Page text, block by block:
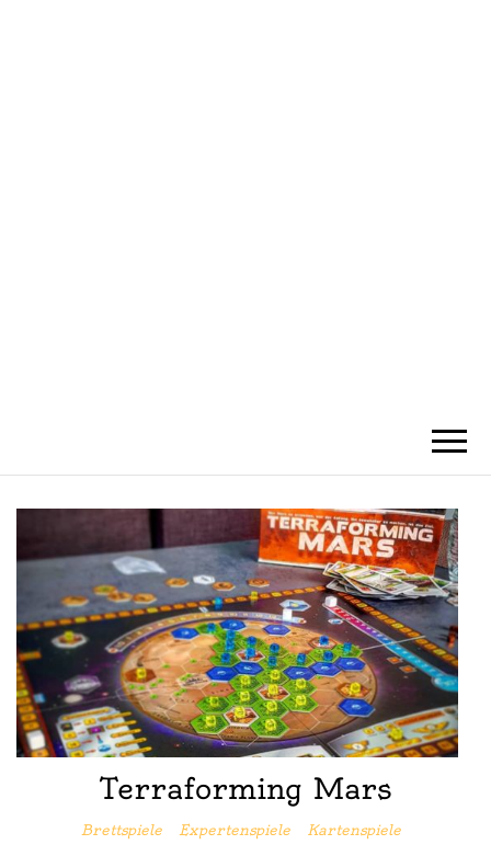
Terraforming Mars
Brettspiele Expertenspiele Kartenspiele